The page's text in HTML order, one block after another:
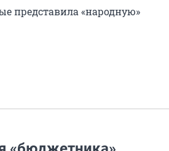
представила «народную»